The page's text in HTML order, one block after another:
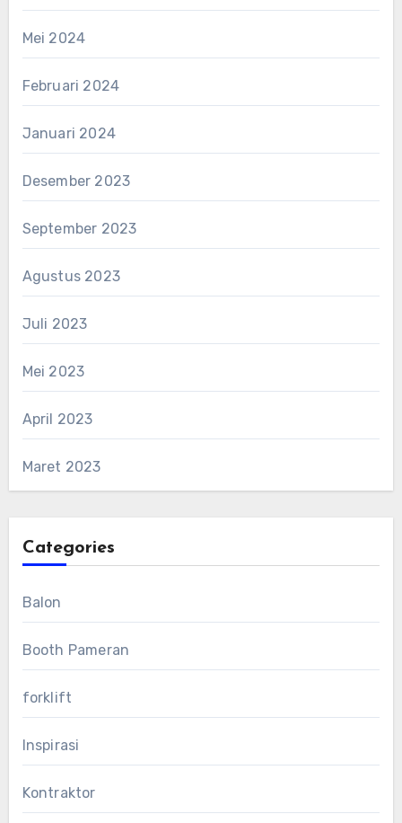
Mei 2024
Februari 2024
Januari 2024
Desember 2023
September 2023
Agustus 2023
Juli 2023
Mei 2023
April 2023
Maret 2023
Categories
Balon
Booth Pameran
forklift
Inspirasi
Kontraktor